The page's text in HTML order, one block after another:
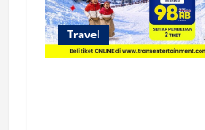
Travel